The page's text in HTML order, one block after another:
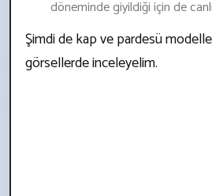
döneminde giyildiği için de
Şimdi de kap ve pardesü
görsellerde inceleyelim.